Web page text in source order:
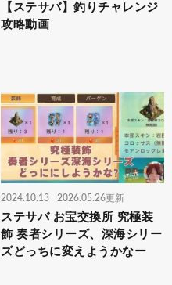
【ステサバ】釣りチャレンジ
攻略動画
2024.10.13 2026.05.26更新
ステサバ お宝交換所 究極装
飾 奏者シリーズ、深海シリー
ズどっちに変えようかなー